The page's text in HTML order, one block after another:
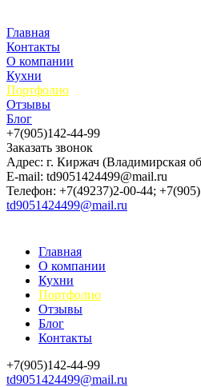
Главная
Контакты
О компании
Кухни
Портфолио
Отзывы
Блог
+7(905)142-44-99
Заказать звонок
Адрес: г. Киржач (Владимирская
E-mail: td9051424499@mail.ru
Телефон: +7(49237)2-00-44;
td9051424499@mail.ru
Главная
О компании
Кухни
Портфолио
Отзывы
Блог
Контакты
+7(905)142-44-99
td9051424499@mail.ru